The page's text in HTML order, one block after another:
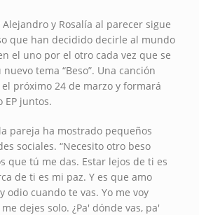
y Rosalía al parecer sigue
que han decidido decirle al mundo
el uno por el otro cada vez que se
tema “Beso”. Una canción
próximo 24 de marzo y formará
EP juntos.
pareja ha mostrado pequeños
sociales. “Necesito otro beso
que tú me das. Estar lejos de ti es
de ti es mi paz. Y es que amo
odio cuando te vas. Yo me voy
dejes solo. ¿Pa' dónde vas, pa'